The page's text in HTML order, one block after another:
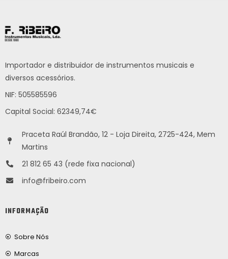
Importador e distribuidor de instrumentos musicais e
diversos acessórios.
NIF: 505585596
Capital Social: 62349,74€
Praceta Raúl Brandão, 12 - Loja Direita, 2725-424, Mem
Martins
21 812 65 43 (rede fixa nacional)
info@fribeiro.com
INFORMAÇÃO
Sobre Nós
Marcas